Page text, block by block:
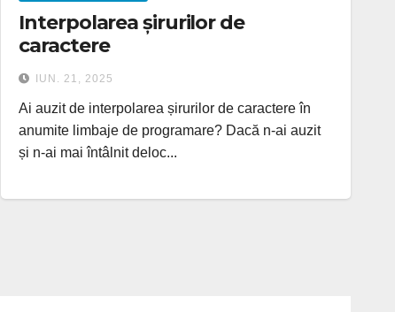
Interpolarea șirurilor de
caractere
IUN. 21, 2025
Ai auzit de interpolarea șirurilor de caractere în
anumite limbaje de programare? Dacă n-ai auzit
și n-ai mai întâlnit deloc...